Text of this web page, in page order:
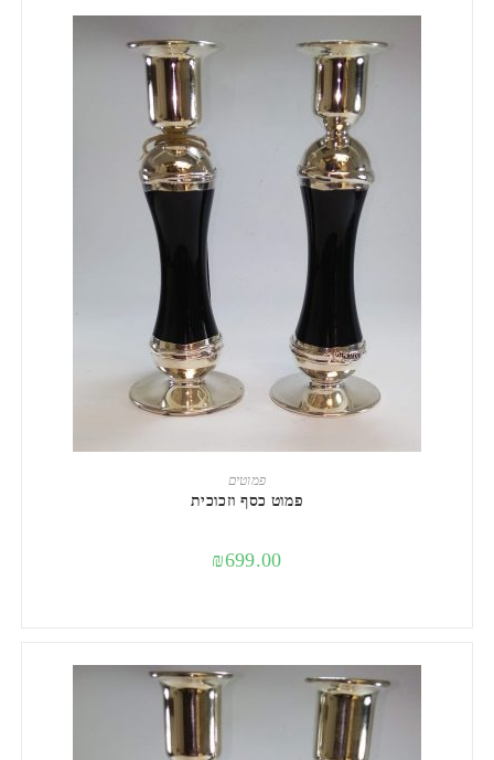
הוספה לסל
פמוטים
פמוט כסף וזכוכית
₪699.00